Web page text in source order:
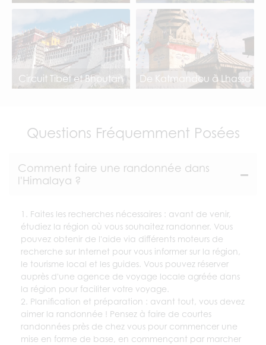
Circuit Tibet et Bhoutan De Katmandou à Lhassa
Questions Fréquemment Posées
Comment faire une randonnée dans
l'Himalaya ?
1. Faites les recherches nécessaires : avant de venir,
étudiez la région où vous souhaitez randonner. Vous
pouvez obtenir de l'aide via différents moteurs de
recherche sur Internet pour vous informer sur la région,
le tourisme local et les guides. Vous pouvez réserver
auprès d'une agence de voyage locale agréée dans
la région pour faciliter votre voyage.
2. Planification et préparation : avant tout, vous devez
aimer la randonnée ! Pensez à faire de courtes
randonnées près de chez vous pour commencer une
mise en forme de base, en commençant par marcher